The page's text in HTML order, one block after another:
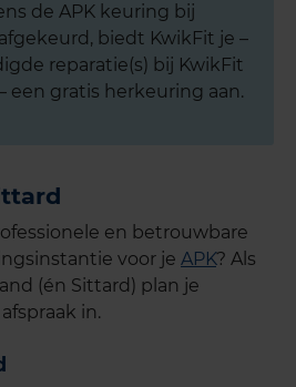
de APK keuring bij
biedt KwikFit je –
reparatie(s) bij KwikFit
een gratis herkeuring aan.
en betrouwbare
voor je APK? Als
(én Sittard) plan je
in.